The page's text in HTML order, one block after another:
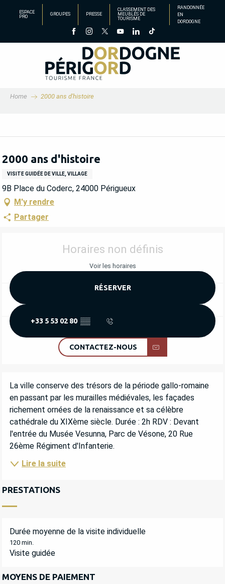
principal
ESPACE
PRO
GROUPES PRESSE
CLASSEMENT DES
MEUBLÉS DE
TOURISME
RANDONNÉE
EN
DORDOGNE
Home 2000 ans d'histoire
2000 ans d'histoire
VISITE GUIDÉE DE VILLE, VILLAGE
9B Place du Coderc, 24000 Périgueux
M'y rendre
Partager
OUVERTURE ET COORDONNÉES
Horaires non définis
Voir les horaires
RÉSERVER
+33 5 53 02 80 ▒▒
CONTACTEZ-NOUS
DESCRIPTION
La ville conserve des trésors de la période gallo-romaine
en passant par les murailles médiévales, les façades
richement ornées de la renaissance et sa célèbre
cathédrale du XIXème siècle. Durée : 2h RDV : Devant
l'entrée du Musée Vesunna, Parc de Vésone, 20 Rue
26ème Régiment d'Infanterie.
Lire la suite
PRESTATIONS
Durée moyenne de la visite individuelle
120 min.
Visite guidée
MOYENS DE PAIEMENT